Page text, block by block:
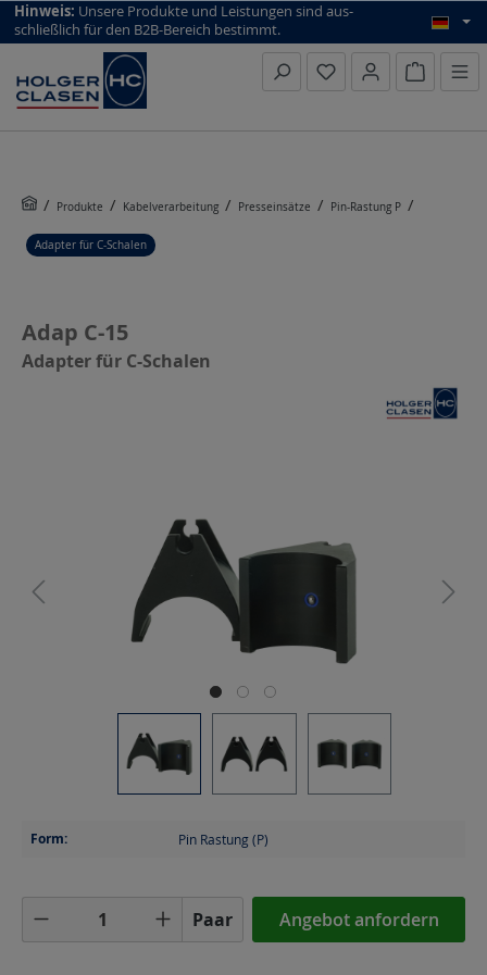
top scroll helper
Hinweis: Unsere Produkte und Leistungen sind aus­
schließlich für den B2B-Bereich bestimmt.
Produkte Kabelverarbeitung Presseinsätze Pin-Rastung P
Adapter für C-Schalen
Adap C-15
Adapter für C-Schalen
Form: Pin Rastung (P)
Produkt Anzahl: Gib den gewünschten
Paar Angebot anfordern